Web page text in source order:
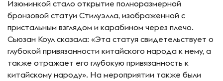
Изюминкой стало открытие полноразмерной
бронзовой статуи Стилуэлла, изображенной с
пристальным взглядом и карабином через плечо.
Сьюзан Коул сказала: «Эта статуя свидетельствует о
глубокой привязанности китайского народа к нему, а
также отражает его глубокую привязанность к
китайскому народу». На мероприятии также были